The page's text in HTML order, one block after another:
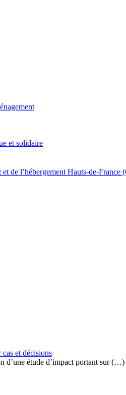
et solidaire
de l’hébergement Hauts-de-France
et décisions
d’une étude d’impact portant sur (…)